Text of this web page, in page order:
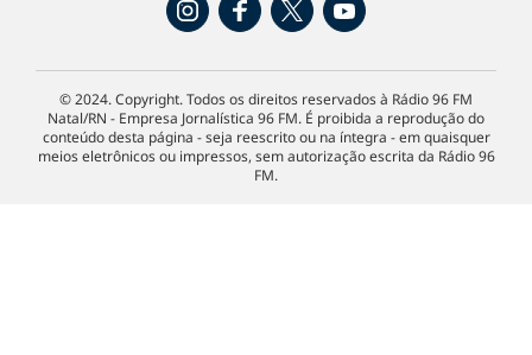
© 2024. Copyright. Todos os direitos reservados à Rádio 96 FM
Natal/RN - Empresa Jornalística 96 FM. É proibida a reprodução do
conteúdo desta página - seja reescrito ou na íntegra - em quaisquer
meios eletrônicos ou impressos, sem autorização escrita da Rádio 96
FM.